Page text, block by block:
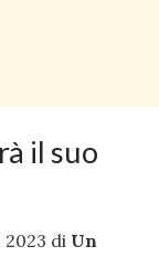
il suo
di Un